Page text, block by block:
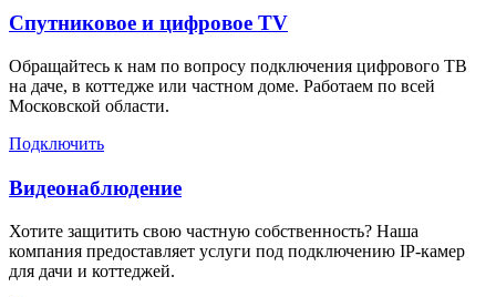
Спутниковое и цифровое TV
Обращайтесь к нам по вопросу подключения цифрового ТВ
на даче, в коттедже или частном доме. Работаем по всей
Московской области.
Подключить
Видеонаблюдение
Хотите защитить свою частную собственность? Наша
компания предоставляет услуги под подключению IP-камер
для дачи и коттеджей.